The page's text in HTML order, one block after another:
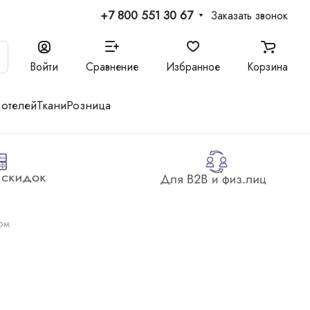
+7 800 551 30 67 Заказать звонок
Войти Сравнение Избранное Корзина
ТканиРозница